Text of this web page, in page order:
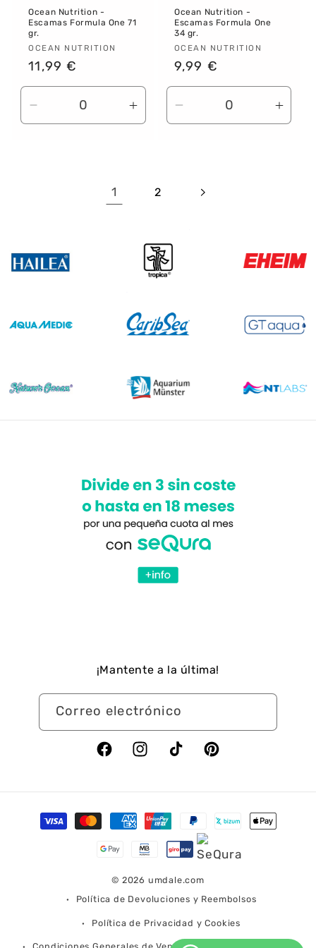
Ocean Nutrition -
Escamas Formula One 71
gr.
Proveedor:
OCEAN NUTRITION
Precio
habitual
11,99 €
Reducir
cantidad
Aumentar
cantidad
Ocean Nutrition -
Escamas Formula One
34 gr.
Proveedor:
OCEAN NUTRITION
Precio
habitual
9,99 €
Reducir
cantidad
1 2
¡Mantente a la última!
Correo electrónico
FacebookInstagramTikTok Pinterest
Formas
de
© 2026 umdale.com
Política de Devoluciones y Reembolsos
Política de Privacidad y Cookies